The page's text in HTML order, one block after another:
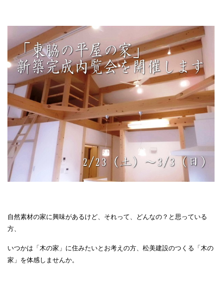
自然素材の家に興味があるけど、それって、どんなの？と 思っている
方、
いつかは「木の家」に住みたいとお考えの方、松美建設のつくる「木の
家」を体感しませんか。